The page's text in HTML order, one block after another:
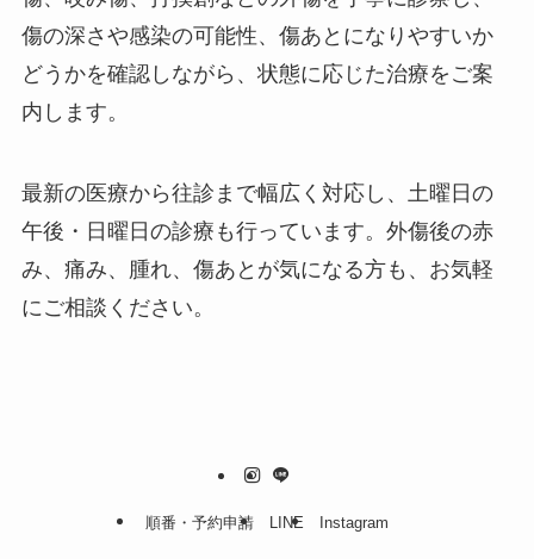
傷の深さや感染の可能性、傷あとになりやすいか
どうかを確認しながら、状態に応じた治療をご案
内します。
最新の医療から往診まで幅広く対応し、土曜日の
午後・日曜日の診療も行っています。外傷後の赤
み、痛み、腫れ、傷あとが気になる方も、お気軽
にご相談ください。
順番・予約申請 LINE Instagram